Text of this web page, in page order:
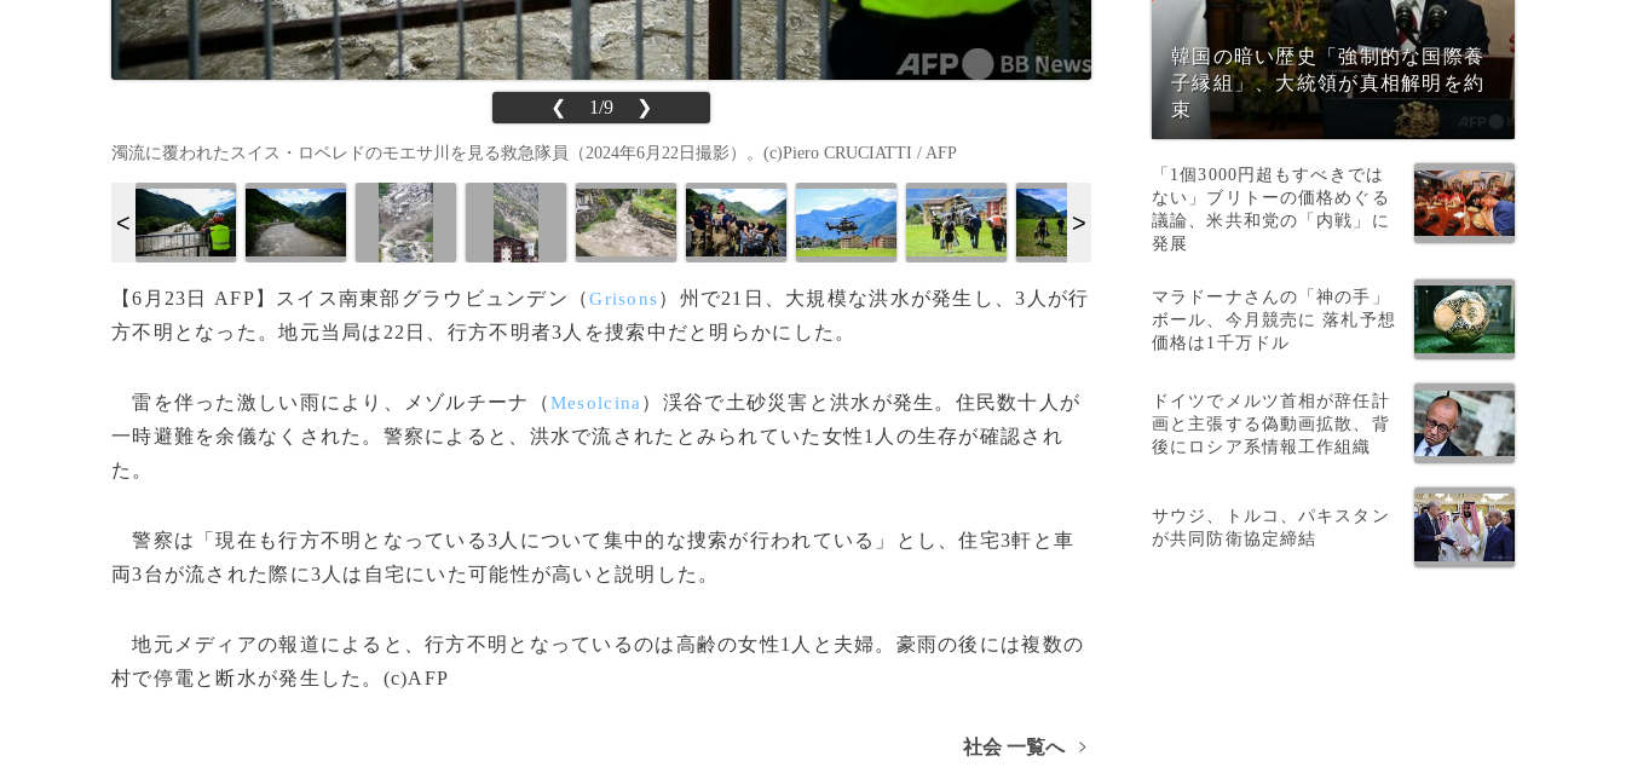
❮ 1/9 ❯
濁流に覆われたスイス・ロベレドのモエサ川を見る救急隊員（2024年6月22日撮影）。(c)Piero CRUCIATTI / AFP
【6月23日 AFP】スイス南東部グラウビュンデン（Grisons）州で21日、大規模な洪水が発生し、3人が行
方不明となった。地元当局は22日、行方不明者3人を捜索中だと明らかにした。
雷を伴った激しい雨により、メゾルチーナ（Mesolcina ）渓谷で土砂災害と洪水が発生。住民数十人が
一時避難を余儀なくされた。警察によると、洪水で流されたとみられていた女性1人の生存が確認され
た。
警察は「現在も行方不明となっている3人について集中的な捜索が行われている」とし、住宅3軒と車
両3台が流された際に3人は自宅にいた可能性が高いと説明した。
地元メディアの報道によると、行方不明となっているのは高齢の女性1人と夫婦。豪雨の後には複数の
村で停電と断水が発生した。(c)AFP
社会 一覧へ >
韓国の暗い歴史「強制的な国際養
子縁組」、大統領が真相解明を約
束
「1個3000円超もすべきでは
ない」ブリトーの価格めぐる
議論、米共和党の「内戦」に
発展
マラドーナさんの「神の手」
ボール、今月競売に 落札予想
価格は1千万ドル
ドイツでメルツ首相が辞任計
画と主張する偽動画拡散、背
後にロシア系情報工作組織
サウジ、トルコ、パキスタン
が共同防衛協定締結